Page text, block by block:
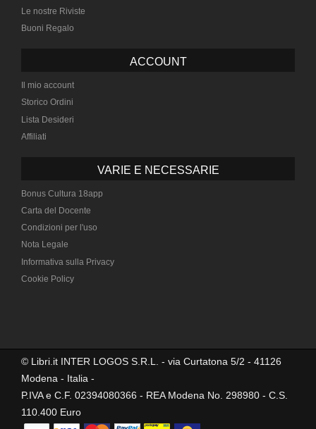
Le nostre Riviste
Buoni Regalo
ACCOUNT
Il mio account
Storico Ordini
Lista Desideri
Affiliati
VARIE E NECESSARIE
Bonus Cultura 18app
Carta del Docente
Condizioni per l'uso
Nota Legale
Informativa sulla Privacy
Cookie Policy
© Libri.it INTER LOGOS S.R.L. - via Curtatona 5/2 - 41126
Modena - Italia -
P.IVA e C.F. 02394080366 - REA Modena No. 298980 - C.S.
110.400 Euro